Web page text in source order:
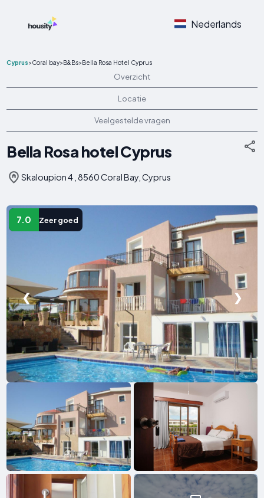
Nederlands
Cyprus>Coral bay>B&Bs>Bella Rosa Hotel Cyprus
Overzicht
Locatie
Veelgestelde vragen
Bella Rosa hotel Cyprus
Skaloupion 4 , 8560 Coral Bay, Cyprus
7.0 Zeer goed
❮ ❯